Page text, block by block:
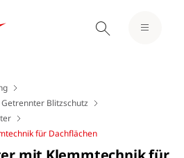
Blitzschutz
für Dachflächen